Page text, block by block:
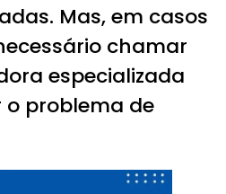
Mas, em casos
chamar
especializada
problema de